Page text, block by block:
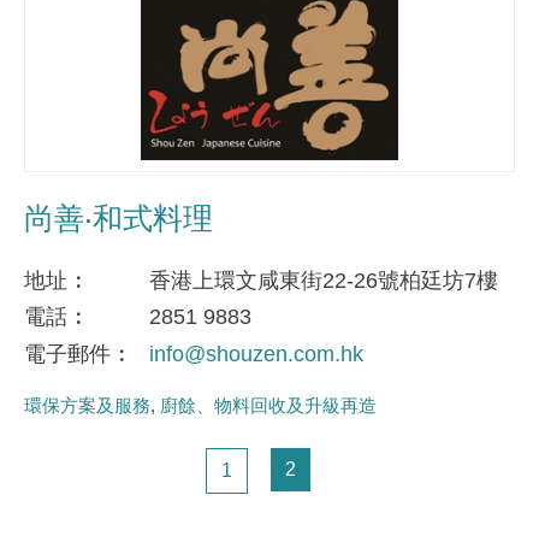
尚善‧和式料理
地址
香港上環文咸東街22-26號柏廷坊7樓
電話
2851 9883
電子郵件
info@shouzen.com.hk
環保方案及服務 廚餘、物料回收及升級再造
頁面
1 頁面
2